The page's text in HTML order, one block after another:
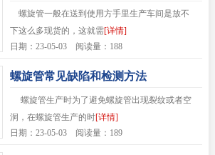
螺旋管一般在送到使用方手里生产车间是放不
下这么多现货的，这就需[详情]
日期：23-05-03 阅读量：188
螺旋管常见缺陷和检测方法
螺旋管生产时为了避免螺旋管出现裂纹或者空
洞，在螺旋管生产的时[详情]
日期：23-05-03 阅读量：189